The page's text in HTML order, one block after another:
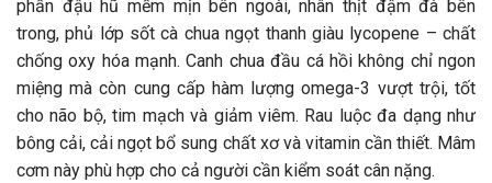
phần đậu hũ mềm mịn bên ngoài, nhân thịt đậm đà bên
trong, phủ lớp sốt cà chua ngọt thanh giàu lycopene – chất
chống oxy hóa mạnh. Canh chua đầu cá hồi không chỉ ngon
miệng mà còn cung cấp hàm lượng omega-3 vượt trội, tốt
cho não bộ, tim mạch và giảm viêm. Rau luộc đa dạng như
bông cải, cải ngọt bổ sung chất xơ và vitamin cần thiết. Mâm
cơm này phù hợp cho cả người cần kiểm soát cân nặng.